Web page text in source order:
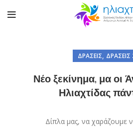
ΔΡΆΣΕΙΣ, ΔΡΆΣΕΙΣ
Νέο ξεκίνημα, μα οι
Ηλιαχτίδας
Δίπλα μας, να χαράζουμε